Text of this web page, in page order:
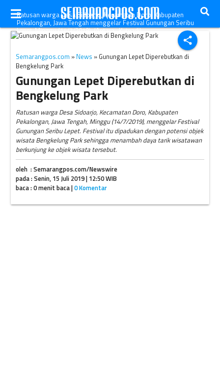
share
Ratusan warga Desa Sidoarjo, Kecamatan Doro, Kabupaten
Pekalongan, Jawa Tengah menggelar Festival Gunungan Seribu
Lepet, Minggu (14/7/2019). (Antara- Kutnadi)
Semarangpos.com » News » Gunungan Lepet Diperebutkan di
Bengkelung Park
Gunungan Lepet Diperebutkan di
Bengkelung Park
Ratusan warga Desa Sidoarjo, Kecamatan Doro, Kabupaten
Pekalongan, Jawa Tengah, Minggu (14/7/2019), menggelar Festival
Gunungan Seribu Lepet. Festival itu dipadukan dengan potensi objek
wisata Bengkelung Park sehingga menambah daya tarik wisatawan
berkunjung ke objek wisata tersebut.
oleh : Semarangpos.com/Newswire
pada : Senin, 15 Juli 2019 | 12:50 WIB
baca : 0 menit baca |0 Komentar